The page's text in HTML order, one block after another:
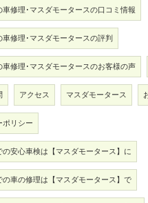
車修理･マスダモータースの口コミ情報
車修理･マスダモータースの評判
車修理･マスダモータースのお客様の声
アクセス マスダモータース
ポリシー
の安心車検は【マスダモータース】に
の車の修理は【マスダモータース】で